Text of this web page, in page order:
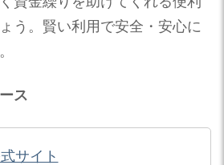
う。賢い利用で安全・安心に
ス
サイト